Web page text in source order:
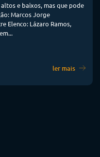
e baixos, mas que pode
Marcos Jorge
Elenco: Lázaro Ramos,
ler mais